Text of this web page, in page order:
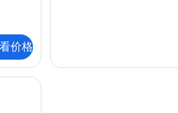
价格
片
绒被、加厚床垫、办公桌